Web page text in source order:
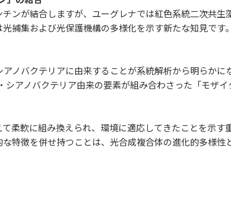
ンが結合しますが、ユーグレナでは紅色系統二次共生
捕集および光保護機構の多様化を示す新たな知見です
ノバクテリアに由来することが系統解析から明らか
アノバクテリア由来の要素が組み合わさった「モザ
柔軟に組み換えられ、環境に適応してきたことを示す
特徴を併せ持つことは、光合成複合体の進化的多様